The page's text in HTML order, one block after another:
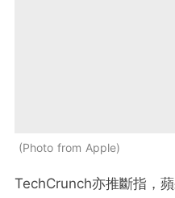
Photo from Apple
TechCrunch亦推斷指，